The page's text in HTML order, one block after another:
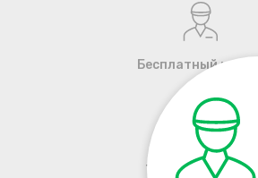
Бесплатный курьер
+7 495 137-93-17